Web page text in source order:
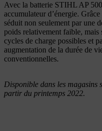
Avec la batterie STIHL AP
accumulateur d’énergie.
séduit non seulement par une
poids relativement faible,
cycles de charge possibles et
augmentation de la durée de
conventionnelles.
Disponible dans les magasins
partir du printemps 2022.